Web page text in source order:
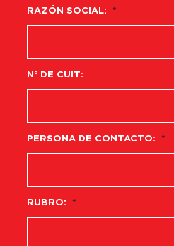
RAZÓN SOCIAL: *
Nº DE CUIT:
PERSONA DE CONTACTO: *
RUBRO: *